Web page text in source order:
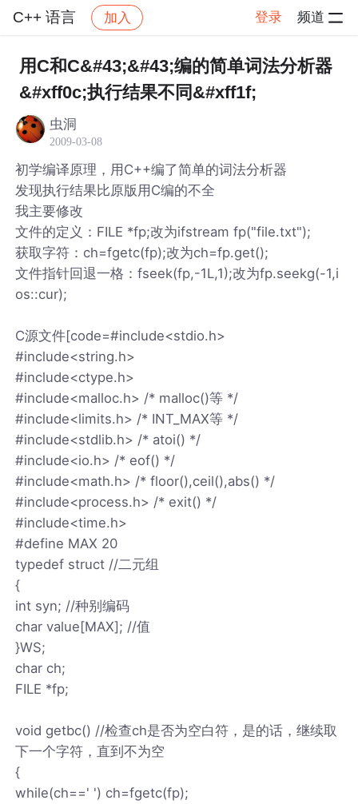
C++ 语言 加入 登录 频道
社区 C++ 语言 帖子详情
用C和C&#43;&#43;编的简单词法分析器
&#xff0c;执行结果不同&#xff1f;
虫洞
2009-03-08
初学编译原理，用C++编了简单的词法分析器
发现执行结果比原版用C编的不全
我主要修改
文件的定义：FILE *fp;改为ifstream fp("file.txt");
获取字符：ch=fgetc(fp);改为ch=fp.get();
文件指针回退一格：fseek(fp,-1L,1);改为fp.seekg(-1,i
os::cur);
C源文件[code=#include<stdio.h>
#include<string.h>
#include<ctype.h>
#include<malloc.h> /* malloc()等 */
#include<limits.h> /* INT_MAX等 */
#include<stdlib.h> /* atoi() */
#include<io.h> /* eof() */
#include<math.h> /* floor(),ceil(),abs() */
#include<process.h> /* exit() */
#include<time.h>
#define MAX 20
typedef struct //二元组
{
int syn; //种别编码
char value[MAX]; //值
}WS;
char ch;
FILE *fp;
void getbc() //检查ch是否为空白符，是的话，继续取
下一个字符，直到不为空
{
while(ch==' ') ch=fgetc(fp);